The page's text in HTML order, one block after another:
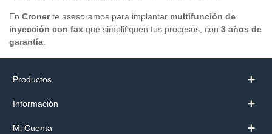
En Cronerte asesoramos para implantar multifunción de
inyección con fax que simplifiquen tus procesos, con 3 años de
garantía
Productos
Información
Mi Cuenta